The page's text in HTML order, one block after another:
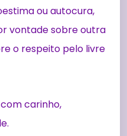
ou autocura,
vontade sobre outra
o respeito pelo livre
carinho,